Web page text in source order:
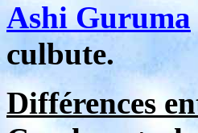
Ashi Guruma
culbute.
Différences